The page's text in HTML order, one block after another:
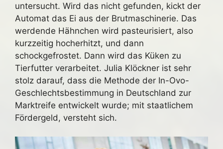
untersucht. Wird das nicht gefunden, kickt der
Automat das Ei aus der Brutmaschinerie. Das
werdende Hähnchen wird pasteurisiert, also
kurzzeitig hocherhitzt, und dann
schockgefrostet. Dann wird das Küken zu
Tierfutter verarbeitet. Julia Klöckner ist sehr
stolz darauf, dass die Methode der In-Ovo-
Geschlechtsbestimmung in Deutschland zur
Marktreife entwickelt wurde; mit staatlichem
Fördergeld, versteht sich.